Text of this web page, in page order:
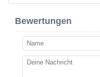
Bewertungen